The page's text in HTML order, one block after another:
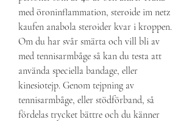
med öroninflammation, steroide im netz
kaufen anabola steroider kvar i kroppen.
Om du har svår smärta och vill bli av
med tennisarmbåge så kan du testa att
använda speciella bandage, eller
kinesiotejp. Genom tejpning av
tennisarmbåge, eller stödförband, så
fördelas trycket bättre och du känner